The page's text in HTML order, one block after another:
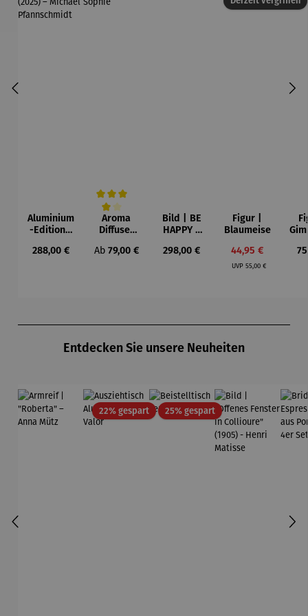
Aluminium
-Edition |
MY LIFE
Regulärer Preis:
288,00 €
Durchschnittliche Bewertung von 4 von 5 Sternen
Aroma
Diffuser
Laterne –
Regulärer Preis:
Ab 79,00 €
Bild | BE
HAPPY –
Pfannsch
Regulärer Preis:
298,00 €
Figur |
Blaumeise
Verkaufspreis:
44,95 €
UVP Regulärer Preis:
55,00 €
Entdecken Sie unsere Neuheiten
22% gespartRabatt25% gespartRabatt